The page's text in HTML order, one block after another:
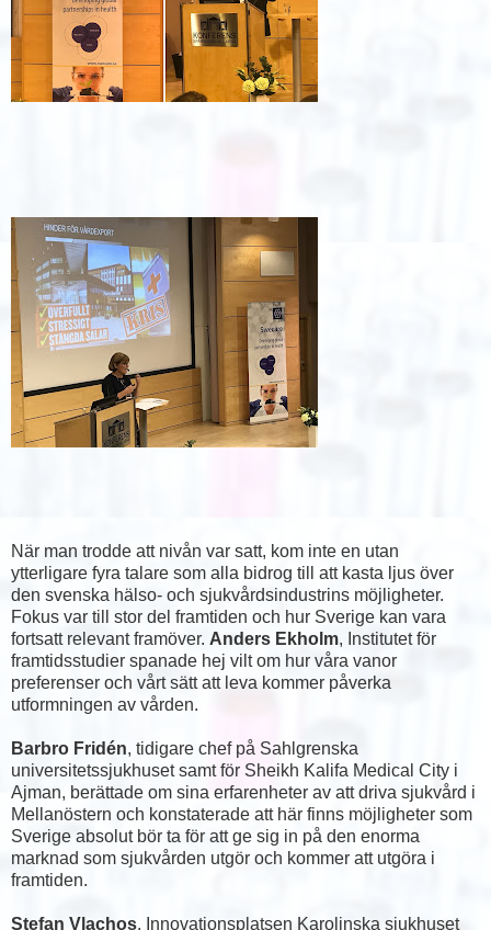
När man trodde att nivån var satt, kom inte en utan
ytterligare fyra talare som alla bidrog till att kasta ljus över
den svenska hälso- och sjukvårdsindustrins möjligheter.
Fokus var till stor del framtiden och hur Sverige kan vara
fortsatt relevant framöver. Anders Ekholm, Institutet för
framtidsstudier spanade hej vilt om hur våra vanor
preferenser och vårt sätt att leva kommer påverka
utformningen av vården.
Barbro Fridén, tidigare chef på Sahlgrenska
universitetssjukhuset samt för Sheikh Kalifa Medical City i
Ajman, berättade om sina erfarenheter av att driva sjukvård i
Mellanöstern och konstaterade att här finns möjligheter som
Sverige absolut bör ta för att ge sig in på den enorma
marknad som sjukvården utgör och kommer att utgöra i
framtiden.
Stefan Vlachos, Innovationsplatsen Karolinska sjukhuset